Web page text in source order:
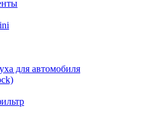
для автомобиля